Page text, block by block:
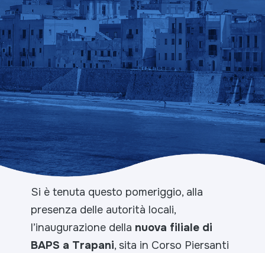
Si è tenuta questo pomeriggio, alla
presenza delle autorità locali,
l’inaugurazione della nuova filiale di
BAPS a Trapani, sita in Corso Piersanti